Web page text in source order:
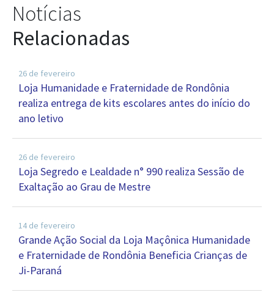
Notícias
Relacionadas
26 de fevereiro
Loja Humanidade e Fraternidade de Rondônia
realiza entrega de kits escolares antes do início do
ano letivo
26 de fevereiro
Loja Segredo e Lealdade n° 990 realiza Sessão de
Exaltação ao Grau de Mestre
14 de fevereiro
Grande Ação Social da Loja Maçônica Humanidade
e Fraternidade de Rondônia Beneficia Crianças de
Ji-Paraná